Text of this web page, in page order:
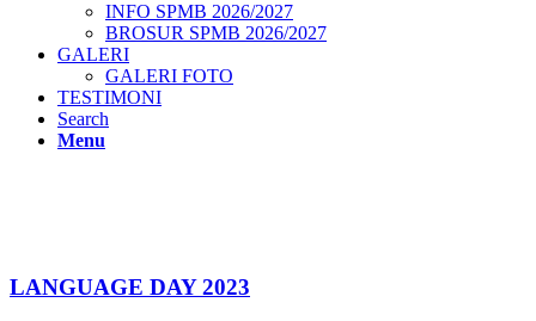
INFO SPMB 2026/2027
BROSUR SPMB 2026/2027
GALERI
GALERI FOTO
TESTIMONI
Search
Menu
LANGUAGE DAY 2023